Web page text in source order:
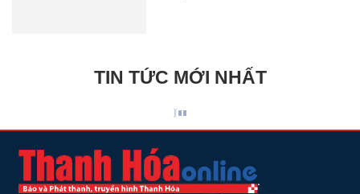
TIN TỨC MỚI NHẤT